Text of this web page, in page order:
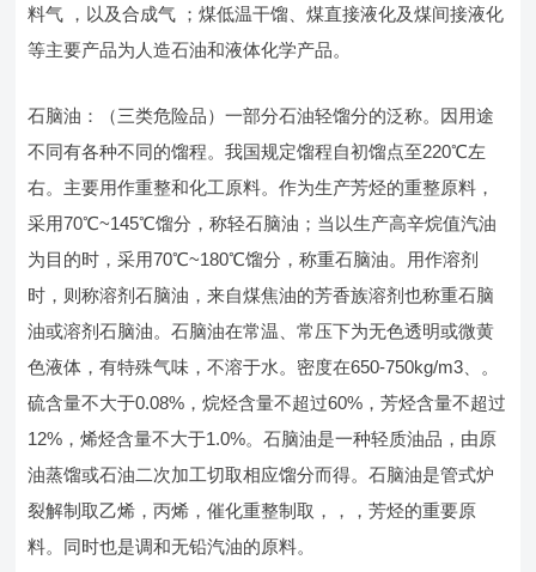
料气 ，以及合成气 ；煤低温干馏、煤直接液化及煤间接液化
等主要产品为人造石油和液体化学产品。
石脑油：（三类危险品）一部分石油轻馏分的泛称。因用途
不同有各种不同的馏程。我国规定馏程自初馏点至220℃左
右。主要用作重整和化工原料。作为生产芳烃的重整原料，
采用70℃~145℃馏分，称轻石脑油；当以生产高辛烷值汽油
为目的时，采用70℃~180℃馏分，称重石脑油。用作溶剂
时，则称溶剂石脑油，来自煤焦油的芳香族溶剂也称重石脑
油或溶剂石脑油。石脑油在常温、常压下为无色透明或微黄
色液体，有特殊气味，不溶于水。密度在650-750kg/m3、。
硫含量不大于0.08%，烷烃含量不超过60%，芳烃含量不超过
12%，烯烃含量不大于1.0%。石脑油是一种轻质油品，由原
油蒸馏或石油二次加工切取相应馏分而得。石脑油是管式炉
裂解制取乙烯，丙烯，催化重整制取，，，芳烃的重要原
料。同时也是调和无铅汽油的原料。